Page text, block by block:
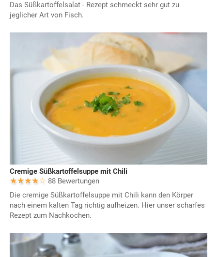
Das Süßkartoffelsalat - Rezept schmeckt sehr gut zu
jeglicher Art von Fisch.
Cremige Süßkartoffelsuppe mit Chili
88 Bewertungen
Die cremige Süßkartoffelsuppe mit Chili kann den Körper
nach einem kalten Tag richtig aufheizen. Hier unser scharfes
Rezept zum Nachkochen.